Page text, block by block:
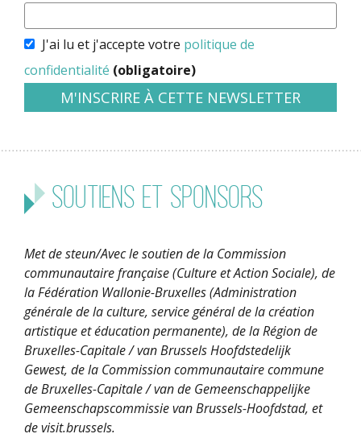
J'ai lu et j'accepte votre politique de
confidentialité (obligatoire)
Soutiens et sponsors
Met de steun/Avec le soutien de la Commission
communautaire française (Culture et Action Sociale), de
la Fédération Wallonie-Bruxelles (Administration
générale de la culture, service général de la création
artistique et éducation permanente), de la Région de
Bruxelles-Capitale / van Brussels Hoofdstedelijk
Gewest, de la Commission communautaire commune
de Bruxelles-Capitale / van de Gemeenschappelijke
Gemeenschapscommissie van Brussels-Hoofdstad, et
de visit.brussels.